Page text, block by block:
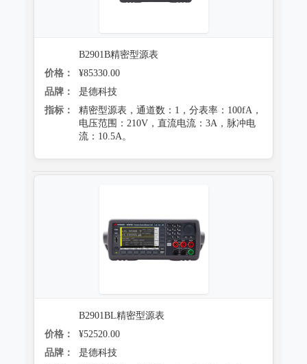
B2901B精密型源表
价格：
¥85330.00
品牌：
是德科技
指标：
精密型源表，通道数：1，分表率：100fA，
电压范围：210V，直流电流：3A，脉冲电
流：10.5A。
B2901BL精密型源表
价格：
¥52520.00
品牌：
是德科技